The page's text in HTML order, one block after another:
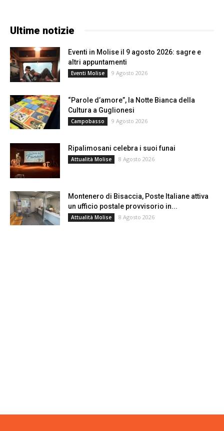
Ultime notizie
Eventi in Molise il 9 agosto 2026: sagre e
altri appuntamenti
Eventi Molise 9 Agosto 2026
“Parole d’amore”, la Notte Bianca della
Cultura a Guglionesi
Campobasso 9 Agosto 2026
Ripalimosani celebra i suoi funai
Attualità Molise 8 Agosto 2026
Montenero di Bisaccia, Poste Italiane attiva
un ufficio postale provvisorio in...
Attualità Molise 8 Agosto 2026